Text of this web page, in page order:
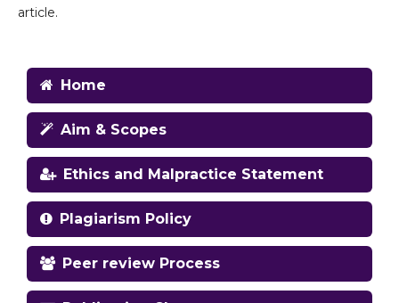
article.
Home
Aim & Scopes
Ethics and Malpractice Statement
Plagiarism Policy
Peer review Process